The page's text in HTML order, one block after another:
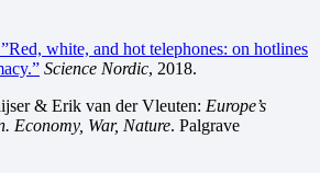
”Red, white, and hot telephones: on hotlines
Science Nordic, 2018.
& Erik van der Vleuten: Europe’s
Economy, War, Nature. Palgrave